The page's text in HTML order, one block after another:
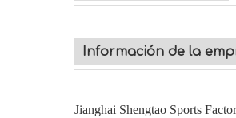
Información de la
Jianghai Shengtao Sports